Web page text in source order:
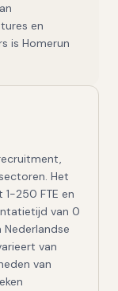
en
is Homerun
Het
250 FTE en
van 0
Nederlandse
van
van